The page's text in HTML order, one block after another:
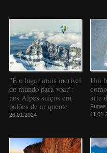
"É o lugar mais incrível
do mundo para voar":
nos Alpes suíços em
balões de ar quente
26.01.2024
Um
arte
Fugas